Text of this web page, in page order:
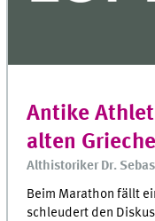
Antike
alten
Althistoriker Dr.
Beim Marathon fällt
schleudert den